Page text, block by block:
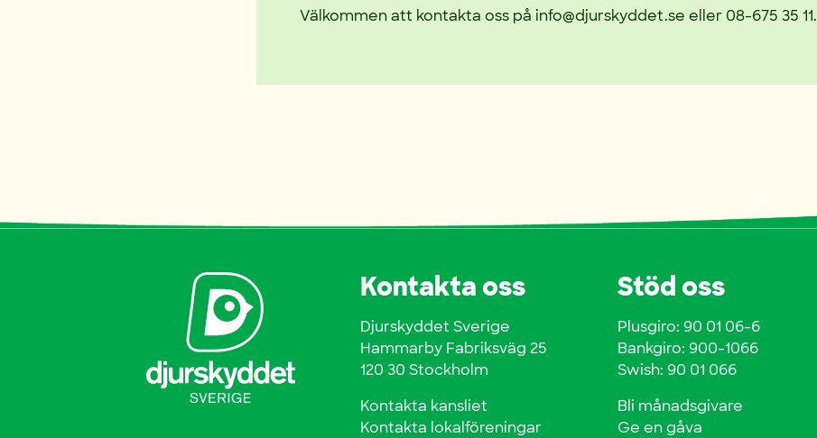
Välkommen att kontakta oss på info@djurskyddet.se eller 08-675 35 11.
Kontakta oss
Djurskyddet Sverige
Hammarby Fabriksväg 25
120 30 Stockholm
Kontakta kansliet
Kontakta lokalföreningar
Stöd oss
Plusgiro: 90 01 06-6
Bankgiro: 900-1066
Swish: 90 01 066
Bli månadsgivare
Ge en gåva